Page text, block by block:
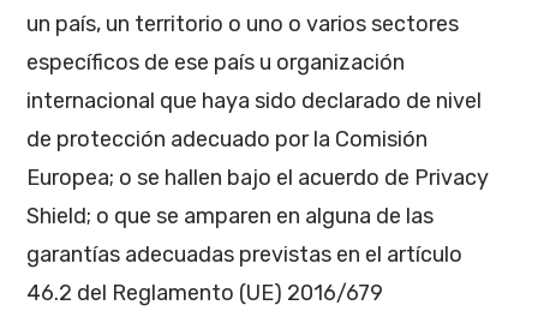
un país, un territorio o uno o varios sectores
específicos de ese país u organización
internacional que haya sido declarado de nivel
de protección adecuado por la Comisión
Europea; o se hallen bajo el acuerdo de Privacy
Shield; o que se amparen en alguna de las
garantías adecuadas previstas en el artículo
46.2 del Reglamento (UE) 2016/679